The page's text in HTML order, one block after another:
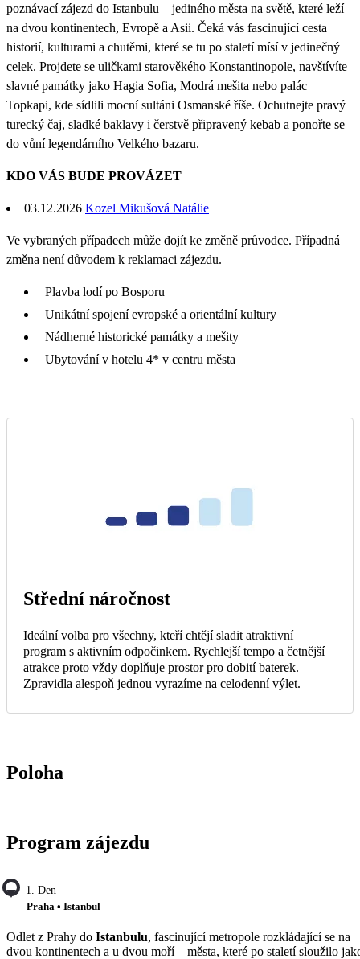
poznávací zájezd do Istanbulu – jediného města na světě, které leží
na dvou kontinentech, Evropě a Asii. Čeká vás fascinující cesta
historií, kulturami a chutěmi, které se tu po staletí mísí v jedinečný
celek. Projdete se uličkami starověkého Konstantinopole, navštívíte
slavné památky jako Hagia Sofia, Modrá mešita nebo palác
Topkapi, kde sídlili mocní sultáni Osmanské říše. Ochutnejte pravý
turecký čaj, sladké baklavy i čerstvě připravený kebab a ponořte se
do vůní legendárního Velkého bazaru.
KDO VÁS BUDE PROVÁZET
03.12.2026 Kozel Mikušová Natálie
Ve vybraných případech může dojít ke změně průvodce. Případná
změna není důvodem k reklamaci zájezdu._
Plavba lodí po Bosporu
Unikátní spojení evropské a orientální kultury
Nádherné historické památky a mešity
Ubytování v hotelu 4* v centru města
Střední náročnost
Ideální volba pro všechny, kteří chtějí sladit atraktivní
program s aktivním odpočinkem. Rychlejší tempo a četnější
atrakce proto vždy doplňuje prostor pro dobití baterek.
Zpravidla alespoň jednou vyrazíme na celodenní výlet.
Poloha
Program zájezdu
1. Den
Praha • Istanbul
Odlet z Prahy do Istanbulu, fascinující metropole rozkládající se na
dvou kontinentech a u dvou moří – města, které po staletí sloužilo